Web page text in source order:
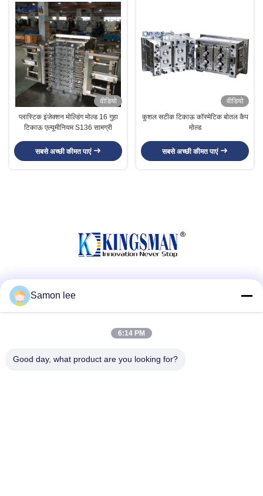
वीडियो
प्लास्टिक इंजेक्शन मोल्डिंग मोल्ड 16 गुहा
टिकाऊ एल्यूमीनियम S136 सामग्री
सबसे अच्छी कीमत पाएं
वीडियो
कुशल सटीक टिकाऊ कॉस्मेटिक बोतल कैप
मोल्ड
सबसे अच्छी कीमत पाएं
टेलीफोन
Samon lee
6:14 PM
Good day, what product are you looking for?